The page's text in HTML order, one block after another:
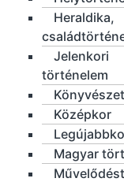
Heraldika,
Jelenkori
történelem
Könyvészet
Középkor
Magyar